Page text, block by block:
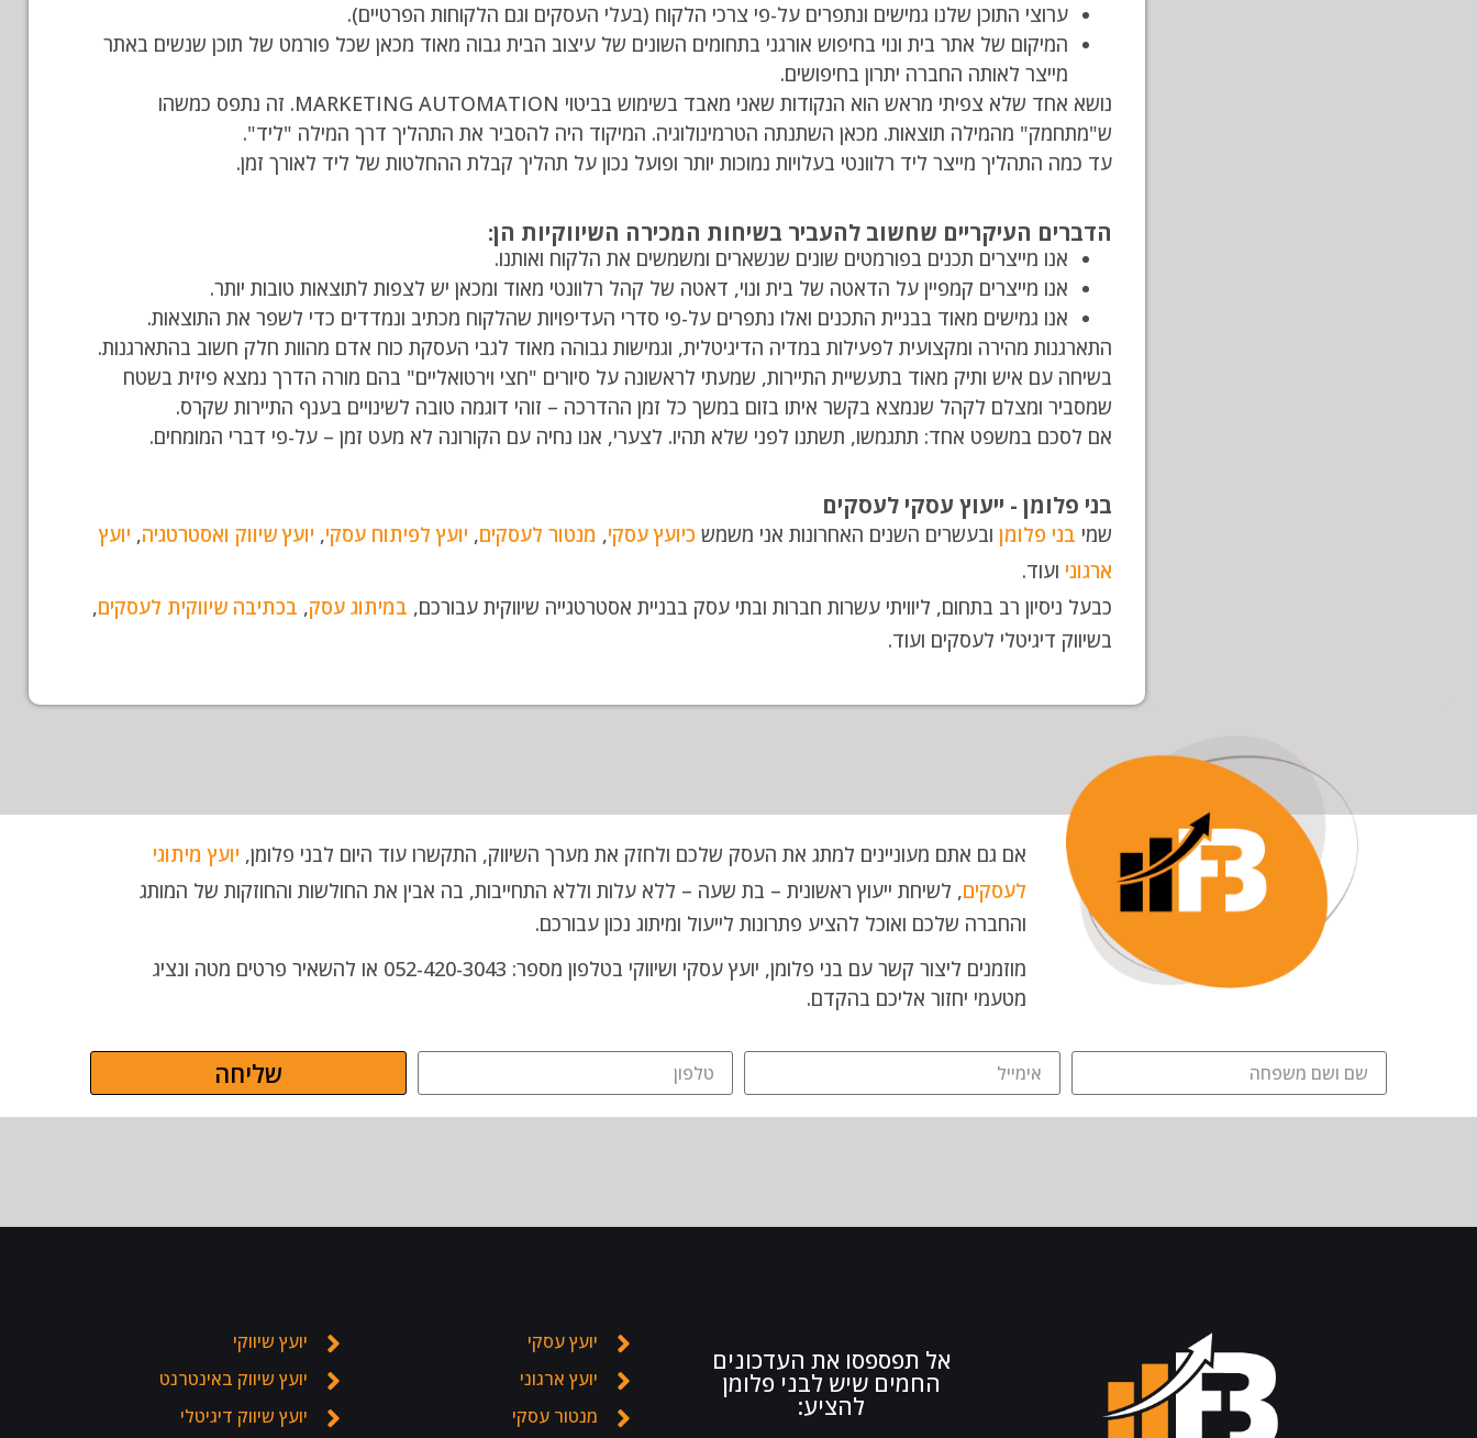
ערוצי התוכן שלנו גמישים ונתפרים על-פי צרכי הלקוח (בעלי העסקים וגם הלקוחות הפרטיים).
המיקום של אתר בית ונוי בחיפוש אורגני בתחומים השונים של עיצוב הבית גבוה מאוד מכאן שכל פורמט של תוכן שנשים באתר
מייצר לאותה החברה יתרון בחיפושים.
נושא אחד שלא צפיתי מראש הוא הנקודות שאני מאבד בשימוש בביטוי MARKETING AUTOMATION. זה נתפס כמשהו
ש"מתחמק" מהמילה תוצאות. מכאן השתנתה הטרמינולוגיה. המיקוד היה להסביר את התהליך דרך המילה "ליד".
עד כמה התהליך מייצר ליד רלוונטי בעלויות נמוכות יותר ופועל נכון על תהליך קבלת ההחלטות של ליד לאורך זמן.
הדברים העיקריים שחשוב להעביר בשיחות המכירה השיווקיות הן:
אנו מייצרים תכנים בפורמטים שונים שנשארים ומשמשים את הלקוח ואותנו.
אנו מייצרים קמפיין על הדאטה של בית ונוי, דאטה של קהל רלוונטי מאוד ומכאן יש לצפות לתוצאות טובות יותר.
אנו גמישים מאוד בבניית התכנים ואלו נתפרים על-פי סדרי העדיפויות שהלקוח מכתיב ונמדדים כדי לשפר את התוצאות.
התארגנות מהירה ומקצועית לפעילות במדיה הדיגיטלית, וגמישות גבוהה מאוד לגבי העסקת כוח אדם מהוות חלק חשוב בהתארגנות.
בשיחה עם איש ותיק מאוד בתעשיית התיירות, שמעתי לראשונה על סיורים "חצי וירטואליים" בהם מורה הדרך נמצא פיזית בשטח
שמסביר ומצלם לקהל שנמצא בקשר איתו בזום במשך כל זמן ההדרכה – זוהי דוגמה טובה לשינויים בענף התיירות שקרס.
אם לסכם במשפט אחד: תתגמשו, תשתנו לפני שלא תהיו. לצערי, אנו נחיה עם הקורונה לא מעט זמן – על-פי דברי המומחים.
בני פלומן - ייעוץ עסקי לעסקים
שמי בני פלומןובעשרים השנים האחרונות אני משמש כיועץ עסקי, מנטור לעסקים, יועץ לפיתוח עסקי, יועץ שיווק ואסטרטגיה, יועץ
ארגוני ועוד.
כבעל ניסיון רב בתחום, ליוויתי עשרות חברות ובתי עסק בבניית אסטרטגייה שיווקית עבורכם, במיתוג עסק, בכתיבה שיווקית לעסקים,
בשיווק דיגיטלי לעסקים ועוד.
אם גם אתם מעוניינים למתג את העסק שלכם ולחזק את מערך השיווק, התקשרו עוד היום לבני פלומן, יועץ מיתוגי
לעסקים, לשיחת ייעוץ ראשונית – בת שעה – ללא עלות וללא התחייבות, בה אבין את החולשות והחוזקות של המותג
והחברה שלכם ואוכל להציע פתרונות לייעול ומיתוג נכון עבורכם.
מוזמנים ליצור קשר עם בני פלומן, יועץ עסקי ושיווקי בטלפון מספר: 052-420-3043 או להשאיר פרטים מטה ונציג
מטעמי יחזור אליכם בהקדם.
שליחה
אל תפספסו את העדכונים
החמים שיש לבני פלומן
להציע:
יועץ עסקי
יועץ ארגוני
מנטור עסקי
יועץ שיווקי
יועץ שיווק באינטרנט
יועץ שיווק דיגיטלי